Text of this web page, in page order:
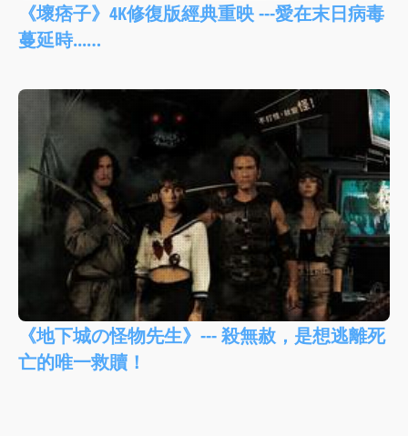
《壞痞子》4K修復版經典重映 ---愛在末日病毒
蔓延時...…
《地下城の怪物先生》--- 殺無赦，是想逃離死
亡的唯一救贖！